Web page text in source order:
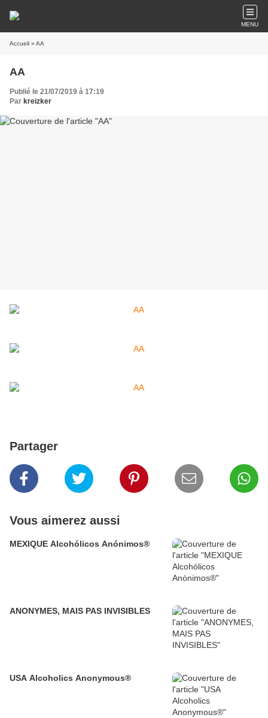
MENU
Accueil » AA
AA
Publié le 21/07/2019 à 17:19
Par kreizker
Partager
Vous aimerez aussi
MEXIQUE Alcohólicos Anónimos®
ANONYMES, MAIS PAS INVISIBLES
USA Alcoholics Anonymous®